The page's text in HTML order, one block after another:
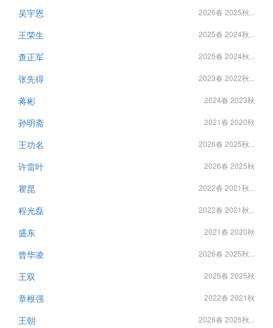
吴宇恩 2026春 2025秋...
王荣生 2025春 2024秋...
查正军 2025春 2024秋...
张先得 2023春 2022秋...
蒋彬 2024春 2023秋
孙明斋 2021春 2020秋
王功名 2026春 2025秋...
许雷叶 2026春 2025秋
瞿昆 2022春 2021秋...
程光磊 2022春 2021秋...
盛东 2021春 2020秋
曾华凌 2026春 2025秋...
王双 2026春 2025秋
章根强 2022春 2021秋
王朝 2026春 2025秋...